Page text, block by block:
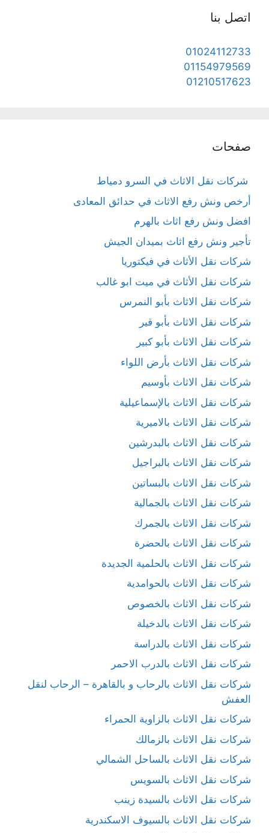
اتصل بنا
01024112733
01154979569
01210517623
صفحات
شركات نقل الاثاث في السرو دمياط
أرخص ونش رفع الاثاث في حدائق المعادى
افضل ونش رفع اثاث بالهرم
تأجير ونش رفع اثاث بميدان الجيش
شركات نقل الأثاث في فيكتوريا
شركات نقل الأثاث في ميت ابو غالب
شركات نقل الاثاث بأبو النمرس
شركات نقل الاثاث بأبو قير
شركات نقل الاثاث بأبو كبير
شركات نقل الاثاث بأرض اللواء
شركات نقل الاثاث بأوسيم
شركات نقل الاثاث بالإسماعيلية
شركات نقل الاثاث بالاميرية
شركات نقل الاثاث بالبدرشين
شركات نقل الاثاث بالبراجيل
شركات نقل الاثاث بالبساتين
شركات نقل الاثاث بالجمالية
شركات نقل الاثاث بالجمرك
شركات نقل الاثاث بالحضرة
شركات نقل الاثاث بالحلمية الجديدة
شركات نقل الاثاث بالحوامدية
شركات نقل الاثاث بالخصوص
شركات نقل الاثاث بالدخيلة
شركات نقل الاثاث بالدراسة
شركات نقل الاثاث بالدرب الاحمر
شركات نقل الاثاث بالرحاب و بالقاهرة – الرحاب لنقل
العفش
شركات نقل الاثاث بالزاوية الحمراء
شركات نقل الاثاث بالزمالك
شركات نقل الاثاث بالساحل الشمالي
شركات نقل الاثاث بالسويس
شركات نقل الاثاث بالسيدة زينب
شركات نقل الاثاث بالسيوف الاسكندرية